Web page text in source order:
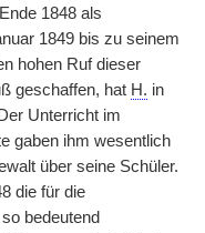
1848 als
1849 bis zu seinem
hohen Ruf dieser
geschaffen, hat H. in
Unterricht im
gaben ihm wesentlich
über seine Schüler.
die für die
bedeutend